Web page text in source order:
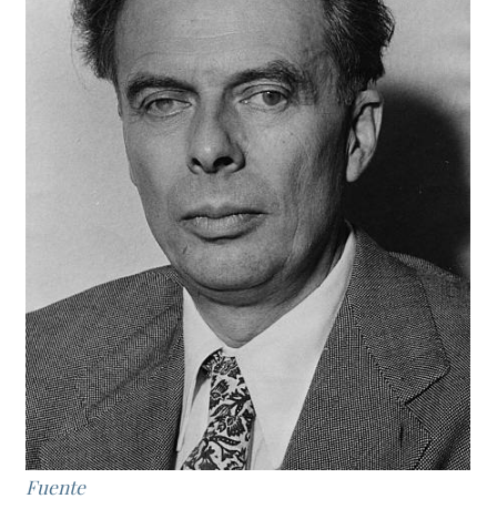
Fuente